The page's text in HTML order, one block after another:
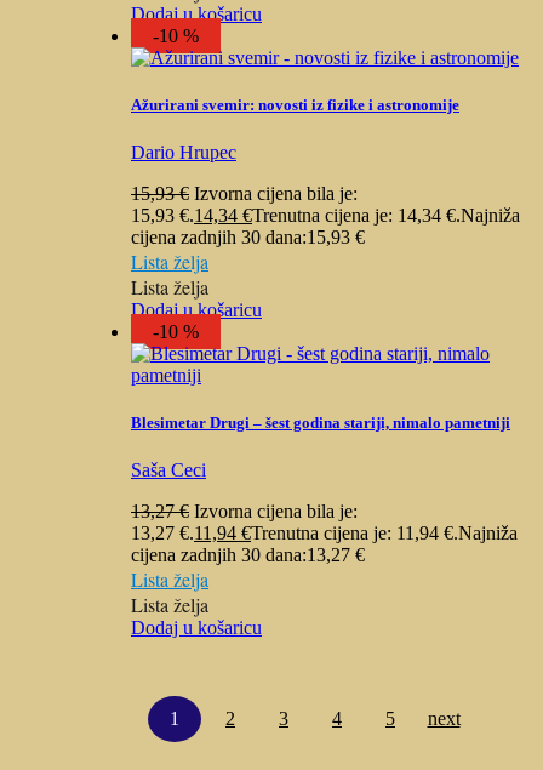
Dodaj u košaricu
-10 %
Ažurirani svemir: novosti iz fizike i astronomije
Dario Hrupec
15,93€ Izvorna cijena bila je:
15,93 €.14,34 €Trenutna cijena je: 14,34 €.Najniža
cijena zadnjih 30 dana:15,93 €
Lista želja
Lista želja
Dodaj u košaricu
-10 %
Blesimetar Drugi – šest godina stariji, nimalo pametniji
Saša Ceci
13,27€ Izvorna cijena bila je:
13,27 €.11,94 €Trenutna cijena je: 11,94 €.Najniža
cijena zadnjih 30 dana:13,27 €
Lista želja
Lista želja
Dodaj u košaricu
1 2 3 4 5 next